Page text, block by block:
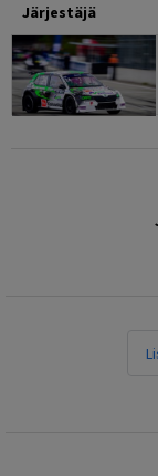
Järjestäjä